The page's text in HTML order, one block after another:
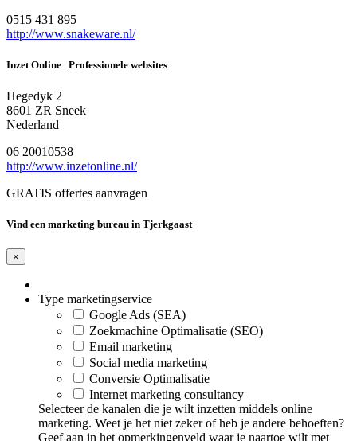
0515 431 895
http://www.snakeware.nl/
Inzet Online | Professionele websites
Hegedyk 2
8601 ZR Sneek
Nederland
06 20010538
http://www.inzetonline.nl/
GRATIS offertes aanvragen
Vind een marketing bureau in Tjerkgaast
×
Type marketingservice
Google Ads (SEA)
Zoekmachine Optimalisatie (SEO)
Email marketing
Social media marketing
Conversie Optimalisatie
Internet marketing consultancy
Selecteer de kanalen die je wilt inzetten middels online
marketing. Weet je het niet zeker of heb je andere behoeften?
Geef aan in het opmerkingenveld waar je naartoe wilt met